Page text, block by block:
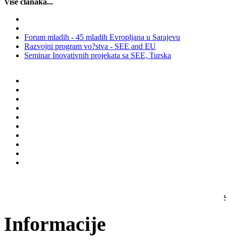
Forum mladih - 45 mladih Evropljana u Sarajevu
Razvojni program vo?stva - SEE and EU
Seminar Inovativnih projekata sa SEE, Turska
Informacije